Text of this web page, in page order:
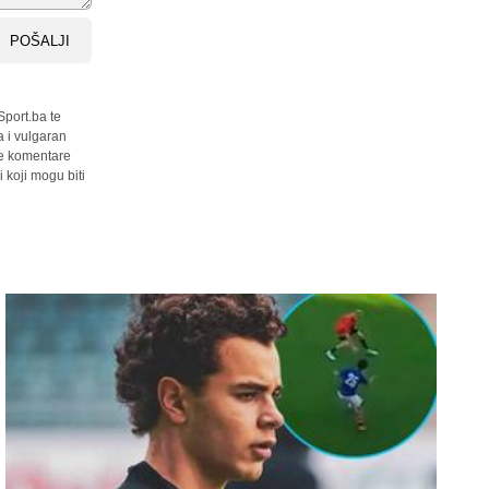
POŠALJI
te
i vulgaran
komentare
koji mogu biti